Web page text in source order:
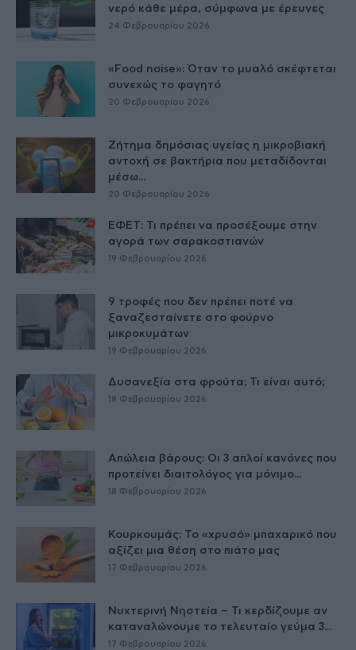
νερό κάθε μέρα, σύμφωνα με έρευνες
24 Φεβρουαρίου 2026
«Food noise»: Όταν το μυαλό σκέφτεται
συνεχώς το φαγητό
20 Φεβρουαρίου 2026
Ζήτημα δημόσιας υγείας η μικροβιακή
αντοχή σε βακτήρια που μεταδίδονται
μέσω...
20 Φεβρουαρίου 2026
ΕΦΕΤ: Τι πρέπει να προσέξουμε στην
αγορά των σαρακοστιανών
19 Φεβρουαρίου 2026
9 τροφές που δεν πρέπει ποτέ να
ξαναζεσταίνετε στο φούρνο
μικροκυμάτων
19 Φεβρουαρίου 2026
Δυσανεξία στα φρούτα; Τι είναι αυτό;
18 Φεβρουαρίου 2026
Απώλεια βάρους: Οι 3 απλοί κανόνες που
προτείνει διαιτολόγος για μόνιμο...
18 Φεβρουαρίου 2026
Κουρκουμάς: Το «χρυσό» μπαχαρικό που
αξίζει μια θέση στο πιάτο μας
17 Φεβρουαρίου 2026
Νυχτερινή Νηστεία – Τι κερδίζουμε αν
καταναλώνουμε το τελευταίο γεύμα 3...
17 Φεβρουαρίου 2026